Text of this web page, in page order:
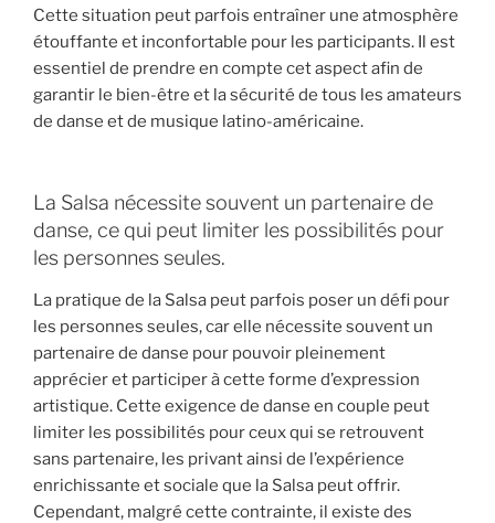
Cette situation peut parfois entraîner une atmosphère
étouffante et inconfortable pour les participants. Il est
essentiel de prendre en compte cet aspect afin de
garantir le bien-être et la sécurité de tous les amateurs
de danse et de musique latino-américaine.
La Salsa nécessite souvent un partenaire de
danse, ce qui peut limiter les possibilités pour
les personnes seules.
La pratique de la Salsa peut parfois poser un défi pour
les personnes seules, car elle nécessite souvent un
partenaire de danse pour pouvoir pleinement
apprécier et participer à cette forme d’expression
artistique. Cette exigence de danse en couple peut
limiter les possibilités pour ceux qui se retrouvent
sans partenaire, les privant ainsi de l’expérience
enrichissante et sociale que la Salsa peut offrir.
Cependant, malgré cette contrainte, il existe des